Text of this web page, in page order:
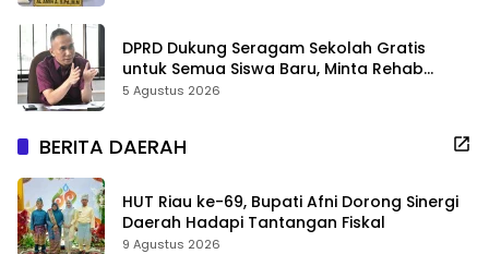
DPRD Dukung Seragam Sekolah Gratis
untuk Semua Siswa Baru, Minta Rehab
Sekolah Jangan Dikurangi
5 Agustus 2026
BERITA DAERAH
HUT Riau ke-69, Bupati Afni Dorong Sinergi
Daerah Hadapi Tantangan Fiskal
9 Agustus 2026